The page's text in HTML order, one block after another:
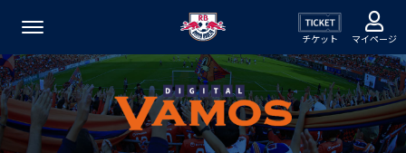
チケット マイページ